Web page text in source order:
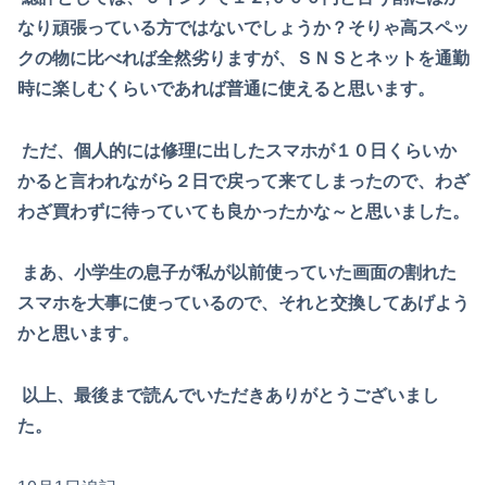
なり頑張っている方ではないでしょうか？そりゃ高スペッ
クの物に比べれば全然劣りますが、
ＳＮＳとネットを通勤
時に楽しむくらいであれば普通に使えると思います。
ただ、個人的には修理に出したスマホが１０日くらいか
かると言われながら ２日で戻って来てしまったので、わざ
わざ買わずに待っていても良かったかな～ と思いました。
まあ、小学生の息子が私が以前使っていた画面の割れた
スマホを大事に使っているので、 それと交換してあげよう
かと思います。
以上、最後まで読んでいただきありがとうございまし
た。